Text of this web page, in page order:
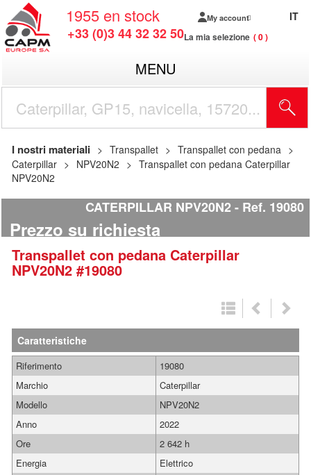
1955 en stock
+33 (0)3 44 32 32 50
My account
La mia selezione 0
IT
MENU
I nostri materiali Transpallet
Transpallet con pedana
Caterpillar
NPV20N2
Transpallet con pedana Caterpillar
NPV20N2
CATERPILLAR NPV20N2 Ref. 19080
Prezzo su richiesta
Transpallet con pedana Caterpillar
NPV20N2 #19080
Caratteristiche
Riferimento
19080
Marchio
Caterpillar
Modello
NPV20N2
Anno
2022
Ore
2 642 h
Energia
Elettrico